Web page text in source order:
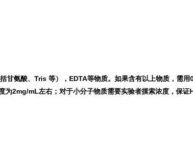
氨酸、Tris 等），EDTA等物质。如果含有以上物质，需
2mg/mL左右；对于小分子物质需要实验者摸索浓度，保